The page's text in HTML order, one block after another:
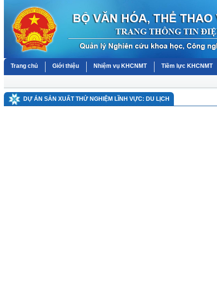
Trang chủ Giới thiệu Nhiệm vụ KHCNMT Tiềm lực KHCNMT
DỰ ÁN SẢN XUẤT THỬ NGHIỆM LĨNH VỰC: DU LỊCH